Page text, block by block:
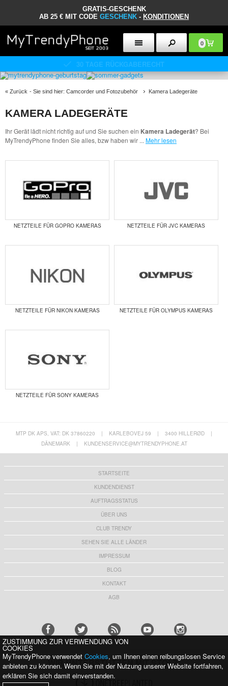
GRATIS-GESCHENK
AB 25 € MIT CODE GESCHENK - KONDITIONEN
0
30 TAGE RÜCKGABERECHT
« Zurück - Sie sind hier: Camcorder und Fotozubehör Kamera Ladegeräte
KAMERA LADEGERÄTE
Ihr Gerät lädt nicht richtig auf und Sie suchen ein Kamera Ladegerät? Bei
MyTrendyPhone finden Sie alles, bzw haben wir ... Mehr lesen
NETZTEILE FÜR GOPRO KAMERAS NETZTEILE FÜR JVC KAMERAS
NETZTEILE FÜR NIKON KAMERAS NETZTEILE FÜR OLYMPUS KAMERAS
NETZTEILE FÜR SONY KAMERAS
MTP DK APS, VAT: DK 37860220 | KARLEBOVEJ 59 | 3400 HILLERØD
|
DÄNEMARK
| KUNDENSERVICE@MYTRENDYPHONE.AT
STARTSEITE
KUNDENDIENST
AUFTRAGSSTATUS
ÜBER UNS
CLUB TRENDY
SEHEN SIE ALLE LÄNDER
IMPRESSUM
BLOG
KONTAKT
AGB
WIR UNTERSTÜTZEN MIT STOLZ:
ZUSTIMMUNG ZUR VERWENDUNG VON
COOKIES
MyTrendyPhone verwendet Cookies, um Ihnen einen reibungslosen Service
anbieten zu können. Wenn Sie mit der Nutzung unserer Website fortfahren,
erklären Sie sich damit einverstanden.